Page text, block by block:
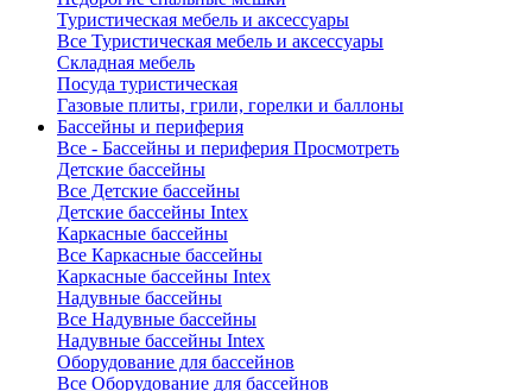
Туристическая мебель и аксессуары
Все Туристическая мебель и аксессуары
Складная мебель
Посуда туристическая
Газовые плиты, грили, горелки и баллоны
Бассейны и периферия
Все - Бассейны и периферия Просмотреть
Детские бассейны
Все Детские бассейны
Детские бассейны Intex
Каркасные бассейны
Все Каркасные бассейны
Каркасные бассейны Intex
Надувные бассейны
Все Надувные бассейны
Надувные бассейны Intex
Оборудование для бассейнов
Все Оборудование для бассейнов